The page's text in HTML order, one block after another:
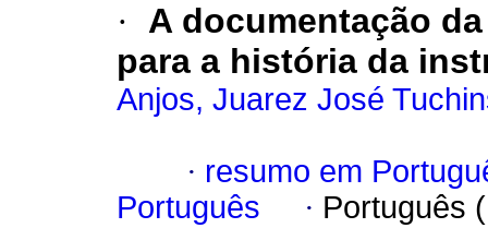
·
A documentação
para a história da
Anjos, Juarez José
· resumo em
Português
· Português